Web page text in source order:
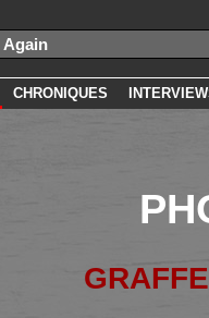
CHRONIQUES